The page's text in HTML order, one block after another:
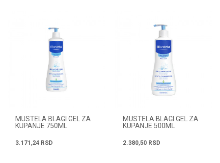
MUSTELA BLAGI GEL ZA
KUPANJE 750ML
3.171,24 RSD
MUSTELA BLAGI GEL ZA
KUPANJE 500ML
2.380,50 RSD